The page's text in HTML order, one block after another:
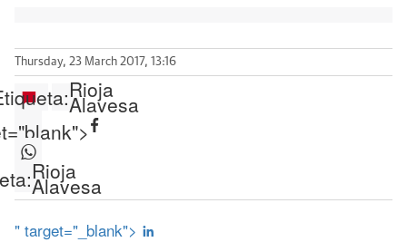
Thursday, 23 March 2017, 13:16
Rioja
Alavesa
Rioja
Alavesa
" target="_blank">